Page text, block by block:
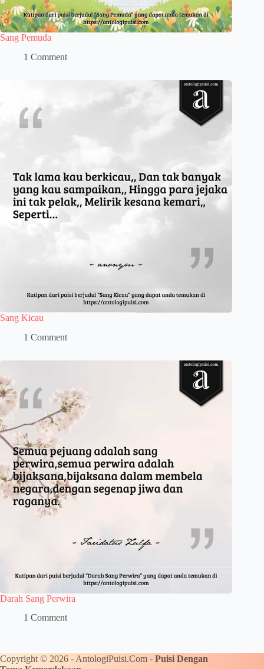
Sang Pemuda
1 Comment
Sang Kicau
1 Comment
Darah Sang Perwira
1 Comment
Copyright © 2026 - AntologiPuisi.Com - Puisi Dengan